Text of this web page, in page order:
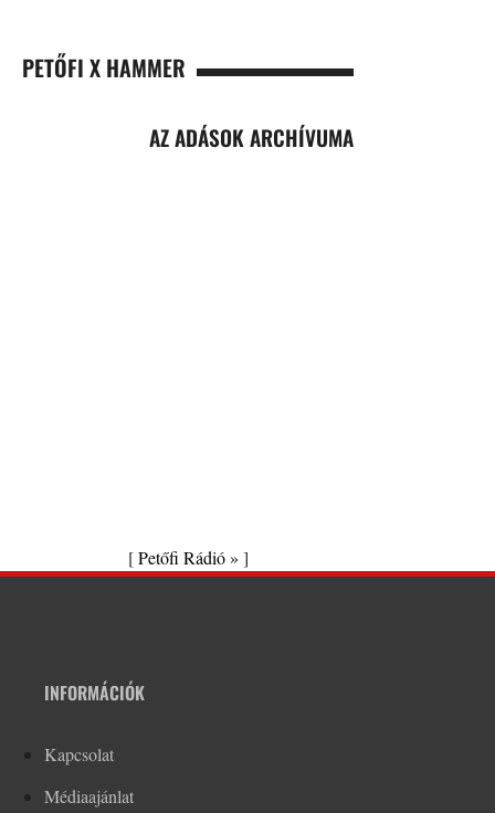
PETŐFI X HAMMER
AZ ADÁSOK ARCHÍVUMA
[Petőfi Rádió » ]
INFORMÁCIÓK
Kapcsolat
Médiaajánlat